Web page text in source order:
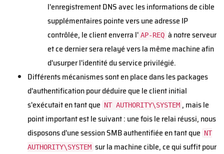
l'enregistrement DNS avec les informations de cible
supplémentaires pointe vers une adresse IP
contrôlée, le client enverra l' AP-REQ à notre serveur
et ce dernier sera relayé vers la même machine afin
d'usurper l'identité du service privilégié.
Différents mécanismes sont en place dans les packages
d'authentification pour déduire que le client initial
s'exécutait en tant que NT AUTHORITY\SYSTEM , mais le
point important est le suivant : une fois le relai réussi, nous
disposons d'une session SMB authentifiée en tant que NT
AUTHORITY\SYSTEM sur la machine cible, ce qui suffit pour